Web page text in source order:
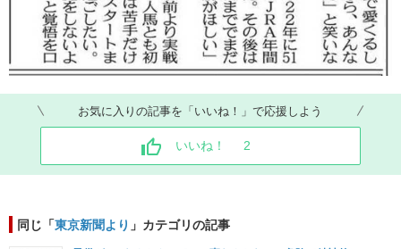
お気に入りの記事を「いいね！」で応援しよう
いいね！ 2
同じ「東京新聞より 」カテゴリの記事